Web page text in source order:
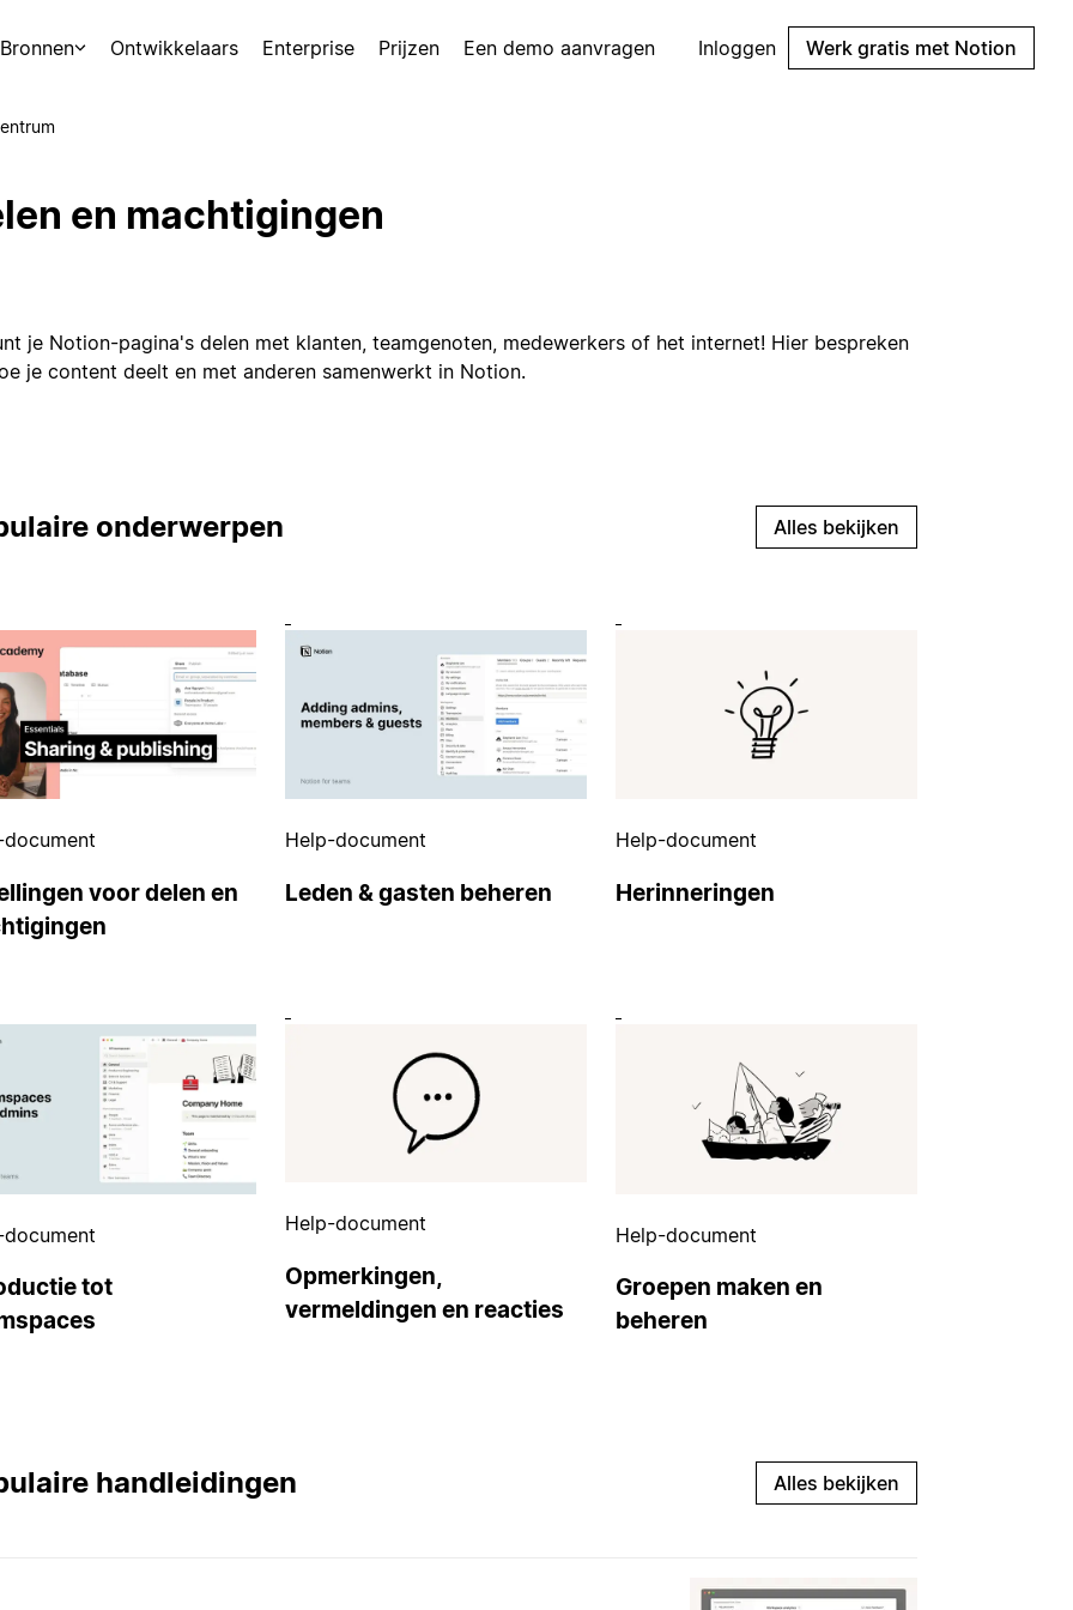
Bronnen Ontwikkelaars Enterprise Prijzen Een demo aanvragen Inloggen Werk gratis met Notion
en machtigingen
je Notion-pagina's delen met klanten, teamgenoten, medewerkers of het internet! Hier bespreken
je content deelt en met anderen samenwerkt in Notion.
onderwerpen Alles bekijken
voor delen en
Help-document
Leden & gasten beheren
Help-document
Herinneringen
tot
Help-document
Opmerkingen,
vermeldingen en reacties
Help-document
Groepen maken en
beheren
handleidingen Alles bekijken